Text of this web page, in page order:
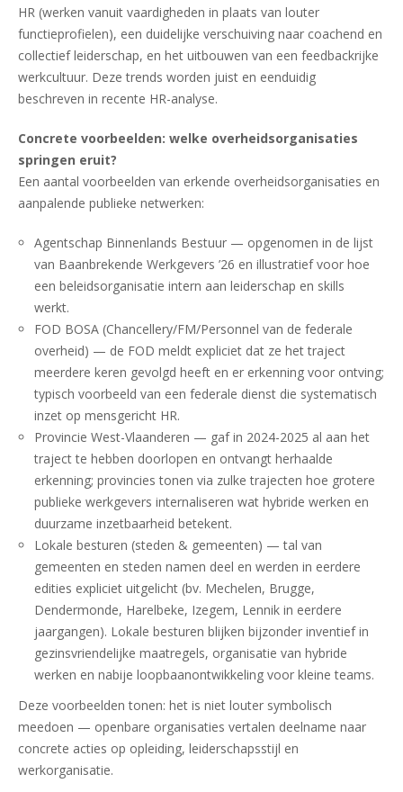
HR (werken vanuit vaardigheden in plaats van louter
functieprofielen), een duidelijke verschuiving naar coachend en
collectief leiderschap, en het uitbouwen van een feedbackrijke
werkcultuur. Deze trends worden juist en eenduidig
beschreven in recente HR-analyse.
Concrete voorbeelden: welke overheidsorganisaties
springen eruit?
Een aantal voorbeelden van erkende overheidsorganisaties en
aanpalende publieke netwerken:
Agentschap Binnenlands Bestuur — opgenomen in de lijst
van Baanbrekende Werkgevers ’26 en illustratief voor hoe
een beleidsorganisatie intern aan leiderschap en skills
werkt.
FOD BOSA (Chancellery/FM/Personnel van de federale
overheid) — de FOD meldt expliciet dat ze het traject
meerdere keren gevolgd heeft en er erkenning voor ontving;
typisch voorbeeld van een federale dienst die systematisch
inzet op mensgericht HR.
Provincie West-Vlaanderen — gaf in 2024-2025 al aan het
traject te hebben doorlopen en ontvangt herhaalde
erkenning; provincies tonen via zulke trajecten hoe grotere
publieke werkgevers internaliseren wat hybride werken en
duurzame inzetbaarheid betekent.
Lokale besturen (steden & gemeenten) — tal van
gemeenten en steden namen deel en werden in eerdere
edities expliciet uitgelicht (bv. Mechelen, Brugge,
Dendermonde, Harelbeke, Izegem, Lennik in eerdere
jaargangen). Lokale besturen blijken bijzonder inventief in
gezinsvriendelijke maatregels, organisatie van hybride
werken en nabije loopbaanontwikkeling voor kleine teams.
Deze voorbeelden tonen: het is niet louter symbolisch
meedoen — openbare organisaties vertalen deelname naar
concrete acties op opleiding, leiderschapsstijl en
werkorganisatie.